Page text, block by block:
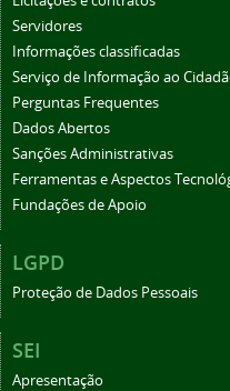
Servidores
Informações classificadas
Serviço de Informação ao
Perguntas Frequentes
Dados Abertos
Sanções Administrativas
Ferramentas e Aspectos
Fundações de Apoio
LGPD
Proteção de Dados Pessoais
SEI
Apresentação